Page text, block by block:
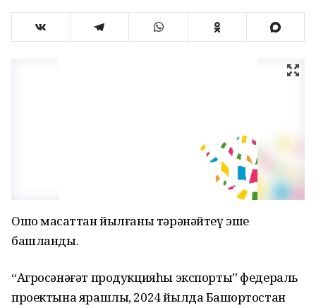
Ошо маҡсаттан йылғаны тәрәнәйтеү эше
башланды.
“Агросәнәғәт продукцияһы экспорты” федераль
проектына ярашлы, 2024 йылда Башҡортостан